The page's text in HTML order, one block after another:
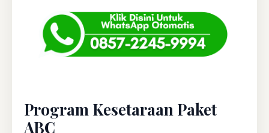
Program Kesetaraan Paket
ABC